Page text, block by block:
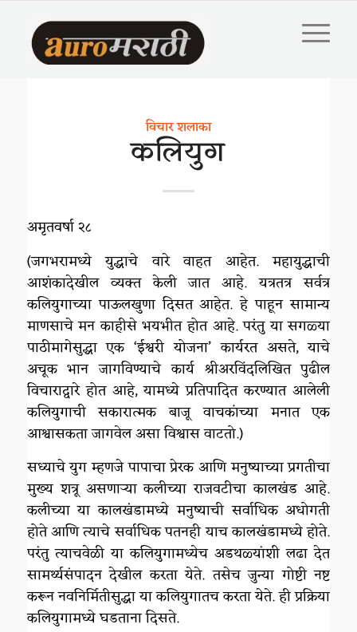
विचार शलाका
कलियुग
अमृतवर्षा २८
(जगभरामध्ये युद्धाचे वारे वाहत आहेत. महायुद्धाची
आशंकादेखील व्यक्त केली जात आहे. यत्रतत्र सर्वत्र
कलियुगाच्या पाऊलखुणा दिसत आहेत. हे पाहून सामान्य
माणसाचे मन काहीसे भयभीत होत आहे. परंतु या सगळ्या
पाठीमागेसुद्धा एक ‘ईश्वरी योजना’ कार्यरत असते, याचे
अचूक भान जागविण्याचे कार्य श्रीअरविंदलिखित पुढील
विचाराद्वारे होत आहे, यामध्ये प्रतिपादित करण्यात आलेली
कलियुगाची सकारात्मक बाजू वाचकांच्या मनात एक
आश्वासकता जागवेल असा विश्वास वाटतो.)
सध्याचे युग म्हणजे पापाचा प्रेरक आणि मनुष्याच्या प्रगतीचा
मुख्य शत्रू असणाऱ्या कलीच्या राजवटीचा कालखंड आहे.
कलीच्या या कालखंडामध्ये मनुष्याची सर्वाधिक अधोगती
होते आणि त्याचे सर्वाधिक पतनही याच कालखंडामध्ये होते.
परंतु त्याचवेळी या कलियुगामध्येच अडथळ्यांशी लढा देत
सामर्थ्यसंपादन देखील करता येते. तसेच जुन्या गोष्टी नष्ट
करून नवनिर्मितीसुद्धा या कलियुगातच करता येते. ही प्रक्रिया
कलियुगामध्ये घडताना दिसते.